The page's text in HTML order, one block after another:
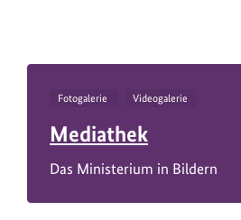
Fotogalerie Videogalerie
Mediathek
Das Ministerium in Bildern